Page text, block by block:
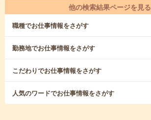
他の検索結果ページを見る
職種でお仕事情報をさがす
勤務地でお仕事情報をさがす
こだわりでお仕事情報をさがす
人気のワードでお仕事情報をさがす